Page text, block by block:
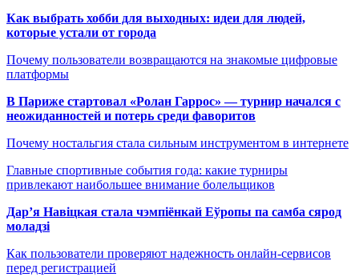
Как выбрать хобби для выходных: идеи для людей,
которые устали от города
Почему пользователи возвращаются на знакомые цифровые
платформы
В Париже стартовал «Ролан Гаррос» — турнир начался с
неожиданностей и потерь среди фаворитов
Почему ностальгия стала сильным инструментом в интернете
Главные спортивные события года: какие турниры
привлекают наибольшее внимание болельщиков
Дар’я Навіцкая стала чэмпіёнкай Еўропы па самба сярод
моладзі
Как пользователи проверяют надежность онлайн-сервисов
перед регистрацией